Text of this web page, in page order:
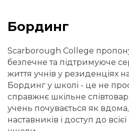
Бординг
Scarborough College
безпечне та підтримуюче
життя учнів у резиденціях
Бординг у школі - це не
справжнє шкільне
учень почувається як
наставників і доступ до